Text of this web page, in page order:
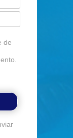
de